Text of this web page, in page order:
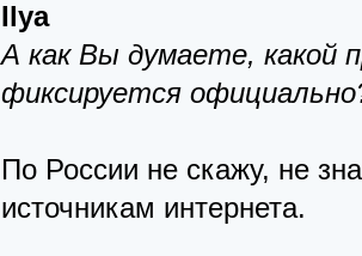
Ilya
А как Вы думаете, какой
фиксируется
По России не скажу, не
источникам интернета.